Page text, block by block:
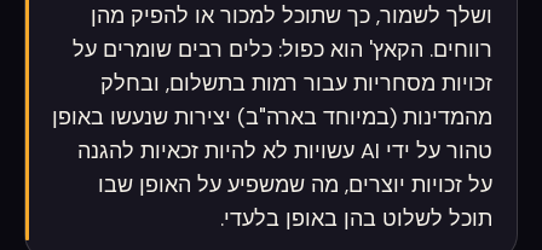
ושלך לשמור, כך שתוכל למכור או להפיק מהן
רווחים. הקאץ' הוא כפול: כלים רבים שומרים על
זכויות מסחריות עבור רמות בתשלום, ובחלק
מהמדינות (במיוחד בארה"ב) יצירות שנעשו באופן
טהור על ידי AI עשויות לא להיות זכאיות להגנה
על זכויות יוצרים, מה שמשפיע על האופן שבו
תוכל לשלוט בהן באופן בלעדי.